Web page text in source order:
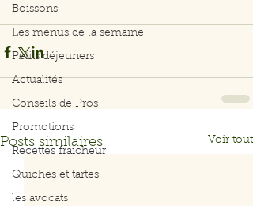
Boissons
Les menus de la semaine
Petits déjeuners
Actualités
Conseils de Pros
Promotions
Recettes fraicheur
Quiches et tartes
les avocats
Posts similaires Voir tout